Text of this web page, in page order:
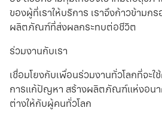
ของผู้ที่เราให้บริการ เราจึงก้าวข้ามก
ผลิตภัณฑ์ที่ส่งผลกระทบต่อชีวิต
ร่วมงานกับเรา
เชื่อมโยงกับเพื่อนร่วมงานทั่วโลกที่จะ
การแก้ปัญหา สร้างผลิตภัณฑ์แห่งอนา
ต่างให้กับผู้คนทั่วโลก